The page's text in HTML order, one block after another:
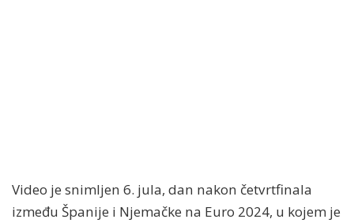
Video je snimljen 6. jula, dan nakon četvrtfinala
između Španije i Njemačke na Euro 2024, u kojem je